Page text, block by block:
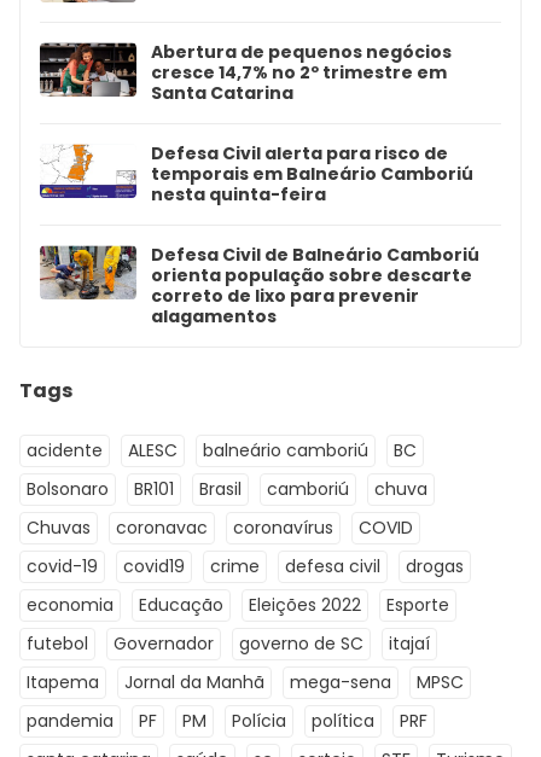
Abertura de pequenos negócios
cresce 14,7% no 2º trimestre em
Santa Catarina
Defesa Civil alerta para risco de
temporais em Balneário Camboriú
nesta quinta-feira
Defesa Civil de Balneário Camboriú
orienta população sobre descarte
correto de lixo para prevenir
alagamentos
Tags
acidente ALESC balneário camboriú
BC
Bolsonaro
BR101 Brasil camboriú
chuva
Chuvas
coronavac coronavírus
COVID
covid-19
covid19 crime defesa civil
drogas
economia
Educação Eleições 2022
Esporte
futebol
Governador governo de SC
itajaí
Itapema
Jornal da Manhã mega-sena
MPSC
pandemia
PF PM Polícia política
PRF